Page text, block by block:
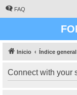
FAQ
Inicio Índice general
Connect with your